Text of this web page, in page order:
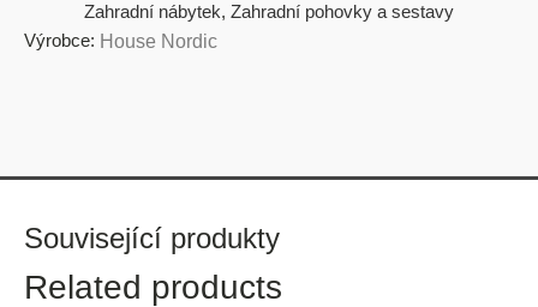
Zahradní nábytek, Zahradní pohovky a sestavy
Výrobce: House Nordic
Související produkty
Related products